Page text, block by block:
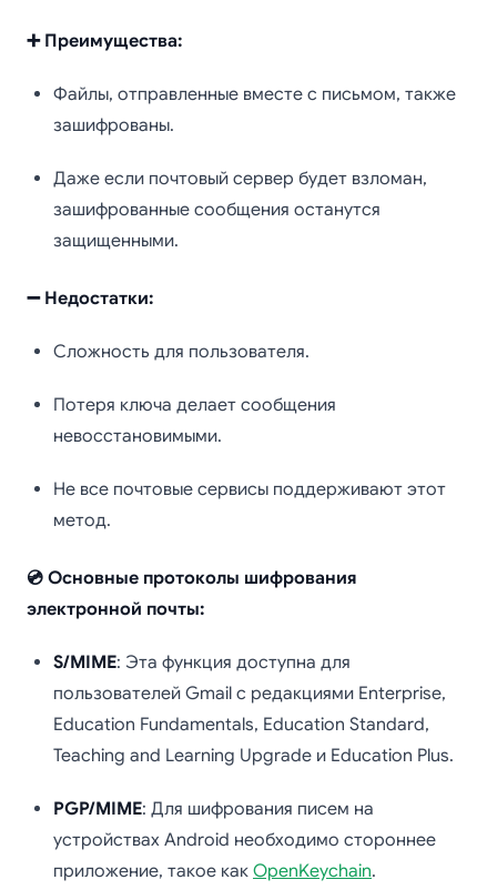
➕ Преимущества:
Файлы, отправленные вместе с письмом, также
зашифрованы.
Даже если почтовый сервер будет взломан,
зашифрованные сообщения останутся
защищенными.
➖ Недостатки:
Сложность для пользователя.
Потеря ключа делает сообщения
невосстановимыми.
Не все почтовые сервисы поддерживают этот
метод.
💿 Основные протоколы шифрования
электронной почты:
S/MIME: Эта функция доступна для
пользователей Gmail с редакциями Enterprise,
Education Fundamentals, Education Standard,
Teaching and Learning Upgrade и Education Plus.
PGP/MIME: Для шифрования писем на
устройствах Android необходимо стороннее
приложение, такое как OpenKeychain.